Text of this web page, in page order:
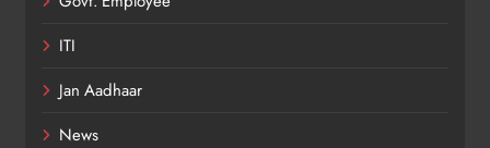
ITI
Jan Aadhaar
News